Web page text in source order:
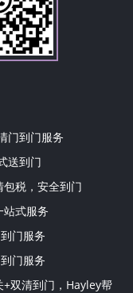
门到门服务
送到门
税，安全到门
站式服务
门服务
门服务
双清到门，Hayley帮